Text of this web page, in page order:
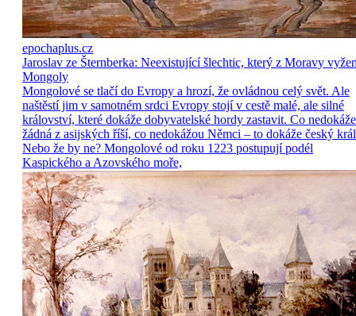
epochaplus.cz
Jaroslav ze Šternberka: Neexistující šlechtic, který z Moravy
Mongoly
Mongolové se tlačí do Evropy a hrozí, že ovládnou celý svět. Ale
naštěstí jim v samotném srdci Evropy stojí v cestě malé, ale silné
království, které dokáže dobyvatelské hordy zastavit. Co nedokáže
žádná z asijských říší, co nedokážou Němci – to dokáže český
Nebo že by ne? Mongolové od roku 1223 postupují podél
Kaspického a Azovského moře,